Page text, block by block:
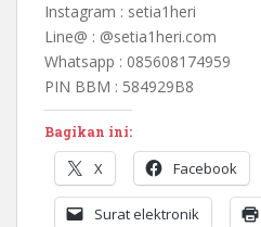
Instagram : setia1heri
Line@ : @setia1heri.com
Whatsapp : 085608174959
PIN BBM : 584929B8
Bagikan ini:
X Facebook
Surat elektronik